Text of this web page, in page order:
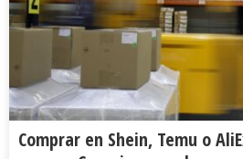
Comprar en Shein, Temu o